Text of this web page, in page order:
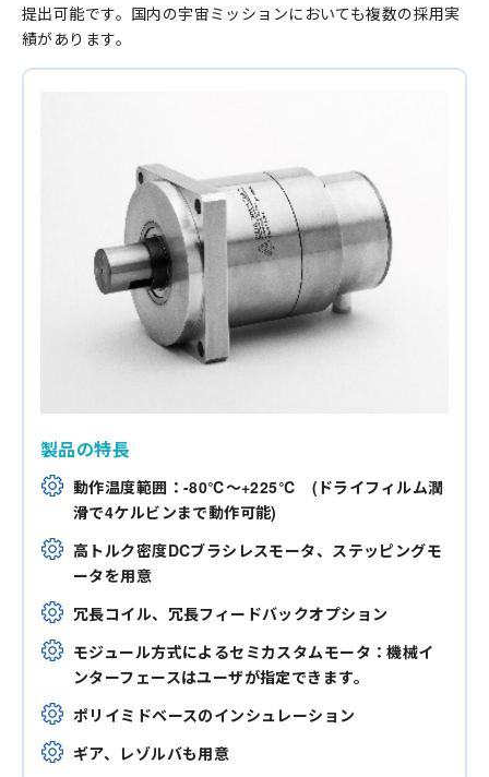
提出可能です。国内の宇宙ミッションにおいても複数の採用実
績があります。
製品の特長
動作温度範囲：-80℃～+225℃ (ドライフィルム潤
滑で4ケルビンまで動作可能)
高トルク密度DCブラシレスモータ、ステッピングモ
ータを用意
冗長コイル、冗長フィードバックオプション
モジュール方式によるセミカスタムモータ：機械イ
ンターフェースはユーザが指定できます。
ポリイミドベースのインシュレーション
ギア、レゾルバも用意